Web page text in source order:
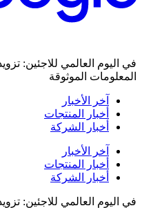
في اليوم العالمي للاجئين:
المعلومات الموثوقة
آخر الأخبار
أخبار المنتجات
أخبار الشركة
آخر الأخبار
أخبار المنتجات
أخبار الشركة
في اليوم العالمي للاجئين: